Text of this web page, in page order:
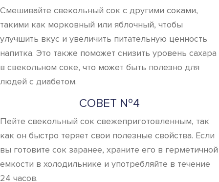
Смешивайте свекольный сок с другими соками,
такими как морковный или яблочный, чтобы
улучшить вкус и увеличить питательную ценность
напитка. Это также поможет снизить уровень сахара
в свекольном соке, что может быть полезно для
людей с диабетом.
СОВЕТ №4
Пейте свекольный сок свежеприготовленным, так
как он быстро теряет свои полезные свойства. Если
вы готовите сок заранее, храните его в герметичной
емкости в холодильнике и употребляйте в течение
24 часов.